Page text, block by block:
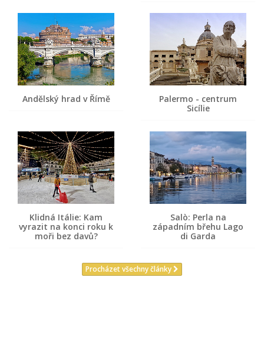
Andělský hrad v Římě
Palermo - centrum
Sicílie
Klidná Itálie: Kam
vyrazit na konci roku k
moři bez davů?
Salò: Perla na
západním břehu Lago
di Garda
Procházet všechny články